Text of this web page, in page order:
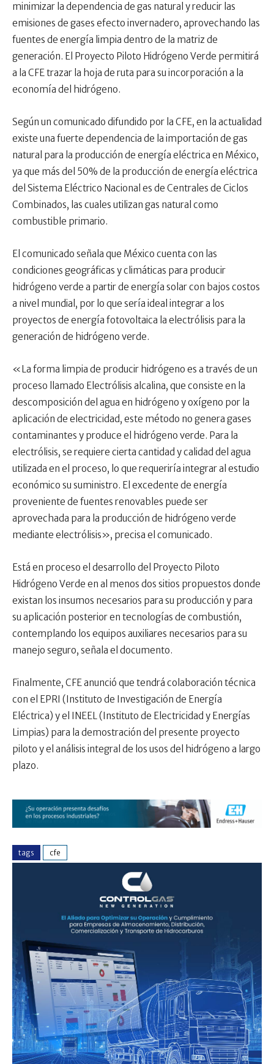
minimizar la dependencia de gas natural y reducir las
emisiones de gases efecto invernadero, aprovechando las
fuentes de energía limpia dentro de la matriz de
generación. El Proyecto Piloto Hidrógeno Verde permitirá
a la CFE trazar la hoja de ruta para su incorporación a la
economía del hidrógeno.
Según un comunicado difundido por la CFE, en la actualidad
existe una fuerte dependencia de la importación de gas
natural para la producción de energía eléctrica en México,
ya que más del 50% de la producción de energía eléctrica
del Sistema Eléctrico Nacional es de Centrales de Ciclos
Combinados, las cuales utilizan gas natural como
combustible primario.
El comunicado señala que México cuenta con las
condiciones geográficas y climáticas para producir
hidrógeno verde a partir de energía solar con bajos costos
a nivel mundial, por lo que sería ideal integrar a los
proyectos de energía fotovoltaica la electrólisis para la
generación de hidrógeno verde.
«La forma limpia de producir hidrógeno es a través de un
proceso llamado Electrólisis alcalina, que consiste en la
descomposición del agua en hidrógeno y oxígeno por la
aplicación de electricidad, este método no genera gases
contaminantes y produce el hidrógeno verde. Para la
electrólisis, se requiere cierta cantidad y calidad del agua
utilizada en el proceso, lo que requeriría integrar al estudio
económico su suministro. El excedente de energía
proveniente de fuentes renovables puede ser
aprovechada para la producción de hidrógeno verde
mediante electrólisis», precisa el comunicado.
Está en proceso el desarrollo del Proyecto Piloto
Hidrógeno Verde en al menos dos sitios propuestos donde
existan los insumos necesarios para su producción y para
su aplicación posterior en tecnologías de combustión,
contemplando los equipos auxiliares necesarios para su
manejo seguro, señala el documento.
Finalmente, CFE anunció que tendrá colaboración técnica
con el EPRI (Instituto de Investigación de Energía
Eléctrica) y el INEEL (Instituto de Electricidad y Energías
Limpias) para la demostración del presente proyecto
piloto y el análisis integral de los usos del hidrógeno a largo
plazo.
tags cfe